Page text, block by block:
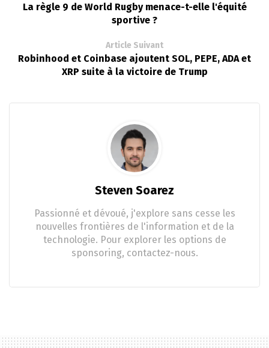
La règle 9 de World Rugby menace-t-elle l'équité
sportive ?
Article Suivant
Robinhood et Coinbase ajoutent SOL, PEPE, ADA et
XRP suite à la victoire de Trump
Steven Soarez
Passionné et dévoué, j'explore sans cesse les
nouvelles frontières de l'information et de la
technologie. Pour explorer les options de
sponsoring, contactez-nous.